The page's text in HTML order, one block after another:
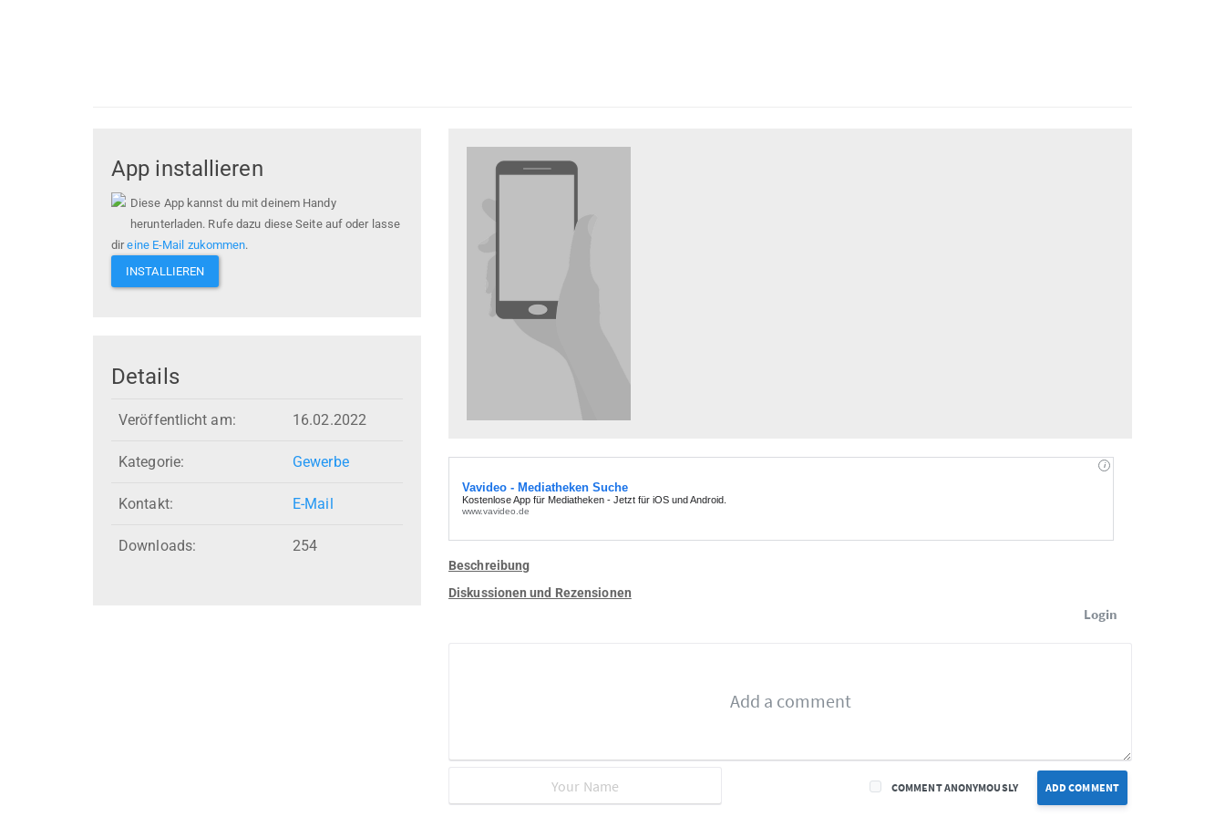
App installieren
Diese App kannst du mit deinem Handy
herunterladen. Rufe dazu diese Seite auf oder lasse
direine E-Mail zukommen.
INSTALLIEREN
Details
Veröffentlicht am: 16.02.2022
Kategorie: Gewerbe
Kontakt: E-Mail
Downloads: 254
Beschreibung
Diskussionen und Rezensionen
Login
ADD COMMENT
COMMENT ANONYMOUSLY